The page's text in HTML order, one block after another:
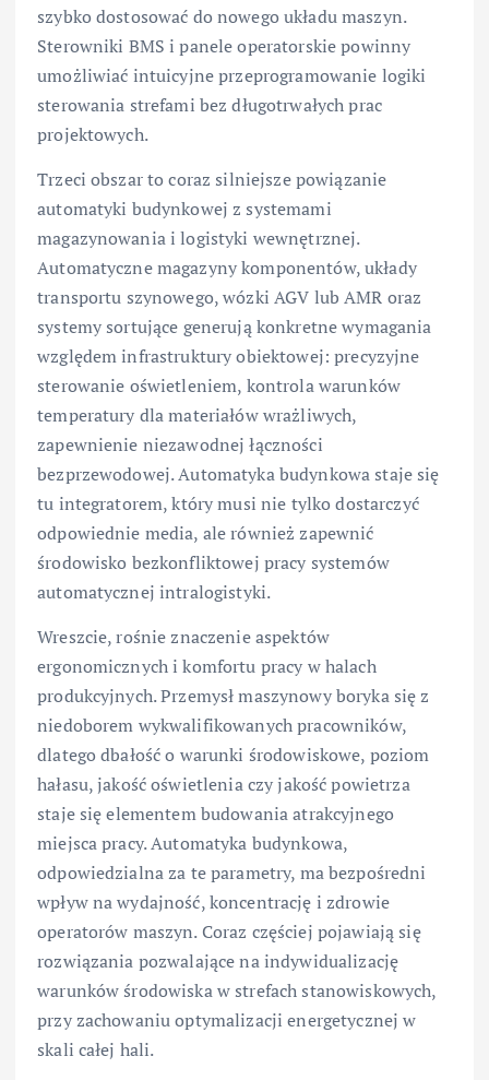
szybko dostosować do nowego układu maszyn.
Sterowniki BMS i panele operatorskie powinny
umożliwiać intuicyjne przeprogramowanie logiki
sterowania strefami bez długotrwałych prac
projektowych.
Trzeci obszar to coraz silniejsze powiązanie
automatyki budynkowej z systemami
magazynowania i logistyki wewnętrznej.
Automatyczne magazyny komponentów, układy
transportu szynowego, wózki AGV lub AMR oraz
systemy sortujące generują konkretne wymagania
względem infrastruktury obiektowej: precyzyjne
sterowanie oświetleniem, kontrola warunków
temperatury dla materiałów wrażliwych,
zapewnienie niezawodnej łączności
bezprzewodowej. Automatyka budynkowa staje się
tu integratorem, który musi nie tylko dostarczyć
odpowiednie media, ale również zapewnić
środowisko bezkonfliktowej pracy systemów
automatycznej intralogistyki.
Wreszcie, rośnie znaczenie aspektów
ergonomicznych i komfortu pracy w halach
produkcyjnych. Przemysł maszynowy boryka się z
niedoborem wykwalifikowanych pracowników,
dlatego dbałość o warunki środowiskowe, poziom
hałasu, jakość oświetlenia czy jakość powietrza
staje się elementem budowania atrakcyjnego
miejsca pracy. Automatyka budynkowa,
odpowiedzialna za te parametry, ma bezpośredni
wpływ na wydajność, koncentrację i zdrowie
operatorów maszyn. Coraz częściej pojawiają się
rozwiązania pozwalające na indywidualizację
warunków środowiska w strefach stanowiskowych,
przy zachowaniu optymalizacji energetycznej w
skali całej hali.